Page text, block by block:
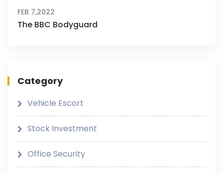
FEB 7,2022
The BBC Bodyguard
Category
Vehicle Escort
Stock Investment
Office Security